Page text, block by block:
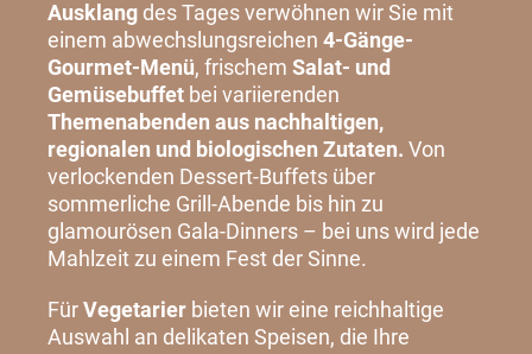
Ausklang des Tages verwöhnen wir Sie mit
einem abwechslungsreichen 4-Gänge-
Gourmet-Menü, frischem Salat- und
Gemüsebuffet bei variierenden
Themenabenden aus nachhaltigen,
regionalen und biologischen Zutaten. Von
verlockenden Dessert-Buffets über
sommerliche Grill-Abende bis hin zu
glamourösen Gala-Dinners – bei uns wird jede
Mahlzeit zu einem Fest der Sinne.
Für Vegetarier bieten wir eine reichhaltige
Auswahl an delikaten Speisen, die Ihre